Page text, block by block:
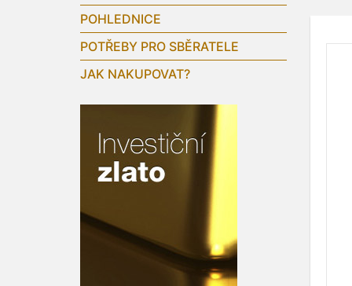
POHLEDNICE
POTŘEBY PRO SBĚRATELE
JAK NAKUPOVAT?